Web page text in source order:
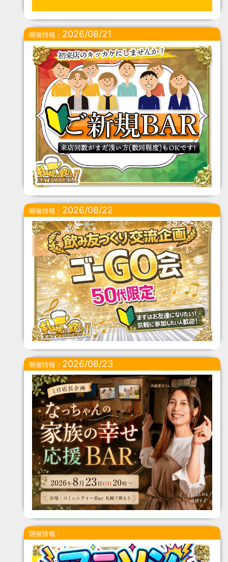
開催情報： 2026/08/21
開催情報： 2026/08/22
開催情報： 2026/08/23
開催情報：